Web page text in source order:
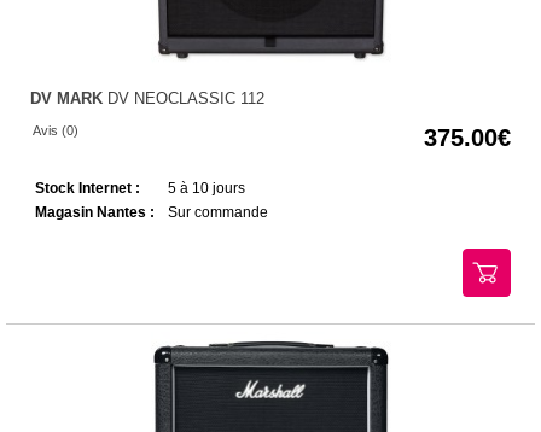
DV MARK DV NEOCLASSIC 112
Avis (0) 375.00
Stock Internet :
5 à 10 jours
Magasin Nantes :
Sur commande